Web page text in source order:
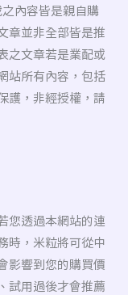
之內容皆是親自購
章並非全部皆是推
之文章若是業配或
站所有內容，包括
護，非經授權，請
您透過本網站的連
時，米粒將可從中
影響到您的購買價
試用過後才會推薦